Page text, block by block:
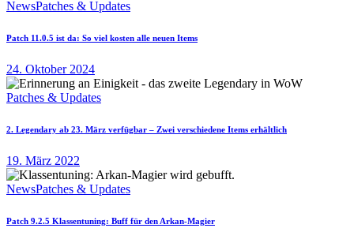
NewsPatches & Updates
Patch 11.0.5 ist da: So viel kosten alle neuen Items
24. Oktober 2024
Patches & Updates
2. Legendary ab 23. März verfügbar – Zwei verschiedene Items erhältlich
19. März 2022
NewsPatches & Updates
Patch 9.2.5 Klassentuning: Buff für den Arkan-Magier